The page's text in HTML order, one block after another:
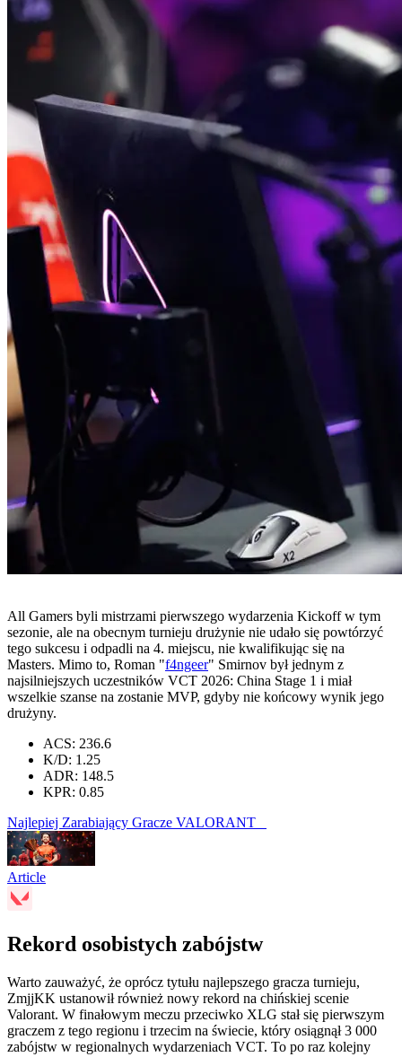
All Gamers byli mistrzami pierwszego wydarzenia Kickoff w tym
sezonie, ale na obecnym turnieju drużynie nie udało się powtórzyć
tego sukcesu i odpadli na 4. miejscu, nie kwalifikując się na
Masters. Mimo to, Roman "f4ngeer" Smirnov był jednym z
najsilniejszych uczestników VCT 2026: China Stage 1 i miał
wszelkie szanse na zostanie MVP, gdyby nie końcowy wynik jego
drużyny.
ACS: 236.6
K/D: 1.25
ADR: 148.5
KPR: 0.85
Najlepiej Zarabiający Gracze VALORANT
Article
Rekord osobistych zabójstw
Warto zauważyć, że oprócz tytułu najlepszego gracza turnieju,
ZmjjKK ustanowił również nowy rekord na chińskiej scenie
Valorant. W finałowym meczu przeciwko XLG stał się pierwszym
graczem z tego regionu i trzecim na świecie, który osiągnął 3 000
zabójstw w regionalnych wydarzeniach VCT. To po raz kolejny